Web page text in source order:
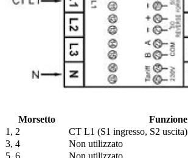
Morsetto
Funzione
1, 2
CT L1 (S1 ingresso, S2 uscita)
3, 4
Non utilizzato
5, 6
Non utilizzato